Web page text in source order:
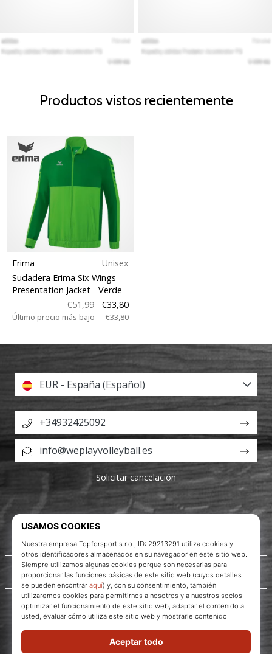
Productos vistos recientemente
Erima
Unisex
Sudadera Erima Six Wings
Presentation Jacket - Verde
€51,99
€33,80
Último precio más bajo €33,80
Acerca de nosotros
Servicio al cliente
EUR - España (Español)
+34932425092
info@weplayvolleyball.es
Solicitar cancelación